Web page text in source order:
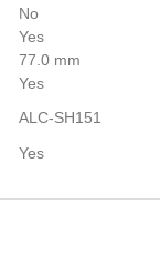
No
Yes
77.0 mm
Yes
ALC-SH151
Yes